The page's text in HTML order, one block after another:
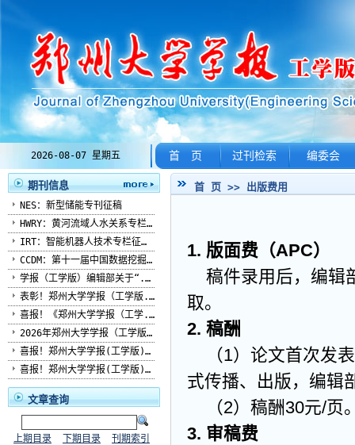
2026-08-07 星期五 首 页 过刊检索 编委会
首 页 >> 出版费用
1. 版面费（APC）
稿件录用后，编辑
取。
2. 稿酬
（1）论文首次发
式传播、出版，编辑
（2）稿酬30元/页
3. 审稿费
期刊信息
NES：新型储能专刊征稿
HWRY：黄河流域人水关系专栏...
IRT：智能机器人技术专栏征稿...
CCDM：第十一届中国数据挖掘...
学报（工学版）编辑部关于“...
表彰！郑州大学学报（工学版...
喜报！《郑州大学学报（工学...
2026年郑州大学学报（工学版...
喜报！郑州大学学报(工学版)...
喜报！郑州大学学报(工学版)...
文章查询
上期目录 下期目录
刊期索引